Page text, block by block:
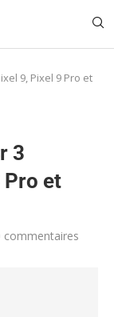
9, Pixel 9 Pro et
3
Pro et
commentaires